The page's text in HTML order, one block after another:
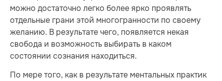
можно достаточно легко более ярко проявлять
отдельные грани этой многогранности по своему
желанию. В результате чего, появляется некая
свобода и возможность выбирать в каком
состоянии сознания находиться.
По мере того, как в результате ментальных практик